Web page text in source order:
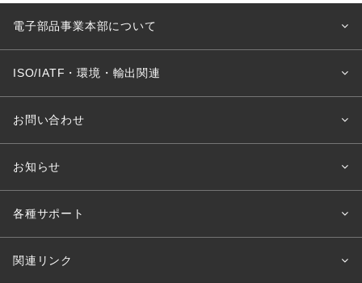
電子部品事業本部について
ISO/IATF・環境・輸出関連
お問い合わせ
お知らせ
各種サポート
関連リンク